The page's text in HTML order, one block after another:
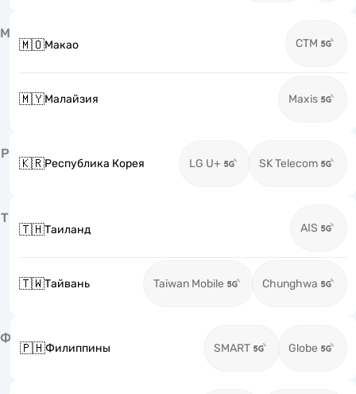
М
🇲🇴Макао CTM
🇲🇾Малайзия Maxis
Р
🇰🇷Республика Корея LG U+ SK Telecom
Т
🇹🇭Таиланд AIS
🇹🇼Тайвань Taiwan Mobile Chunghwa
Ф
🇵🇭Филиппины SMART Globe